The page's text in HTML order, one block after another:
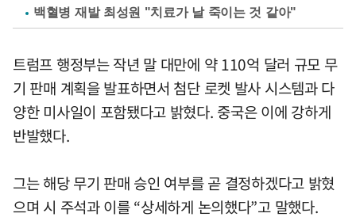
백혈병 재발 최성원 "치료가 날 죽이는 것 같아"
트럼프 행정부는 작년 말 대만에 약 110억 달러 규모 무
기 판매 계획을 발표하면서 첨단 로켓 발사 시스템과 다
양한 미사일이 포함됐다고 밝혔다. 중국은 이에 강하게
반발했다.
그는 해당 무기 판매 승인 여부를 곧 결정하겠다고 밝혔
으며 시 주석과 이를 “상세하게 논의했다”고 말했다.